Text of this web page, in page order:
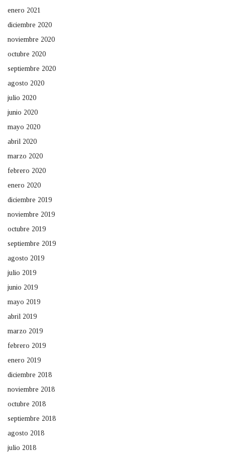
enero 2021
diciembre 2020
noviembre 2020
octubre 2020
septiembre 2020
agosto 2020
julio 2020
junio 2020
mayo 2020
abril 2020
marzo 2020
febrero 2020
enero 2020
diciembre 2019
noviembre 2019
octubre 2019
septiembre 2019
agosto 2019
julio 2019
junio 2019
mayo 2019
abril 2019
marzo 2019
febrero 2019
enero 2019
diciembre 2018
noviembre 2018
octubre 2018
septiembre 2018
agosto 2018
julio 2018